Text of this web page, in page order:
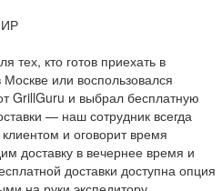
тех, кто готов приехать в
или воспользовался
GrillGuru и выбрал бесплатную
— наш сотрудник всегда
и оговорит время
доставку в вечернее время и
доставки доступна опция